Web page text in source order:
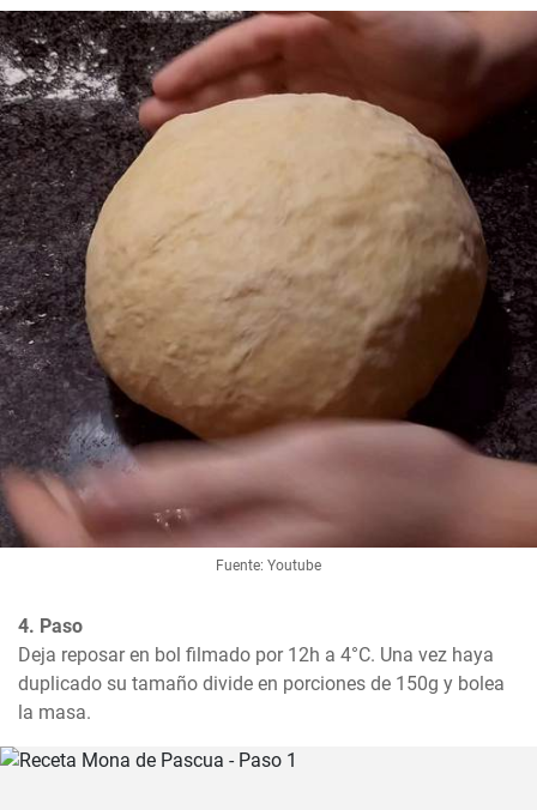
Fuente: Youtube
4. Paso
Deja reposar en bol filmado por 12h a 4°C. Una vez haya
duplicado su tamaño divide en porciones de 150g y bolea
la masa.